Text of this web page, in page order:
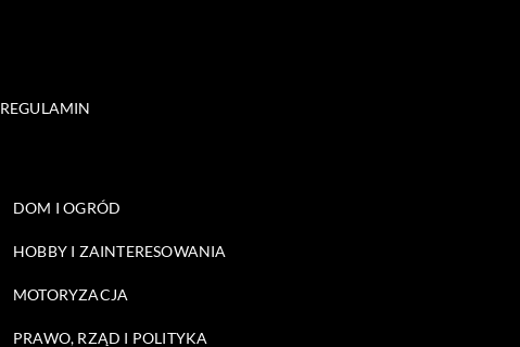
REGULAMIN
DOM I OGRÓD
HOBBY I ZAINTERESOWANIA
MOTORYZACJA
PRAWO, RZĄD I POLITYKA